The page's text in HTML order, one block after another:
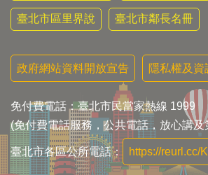
臺北市區里界說 臺北市鄰長名冊
政府網站資料開放宣告 隱私權及資
免付費電話：臺北市民當家熱線 1999
(免付費電話服務，公共電話，放心講
臺北市各區公所電話： https://reurl.cc/